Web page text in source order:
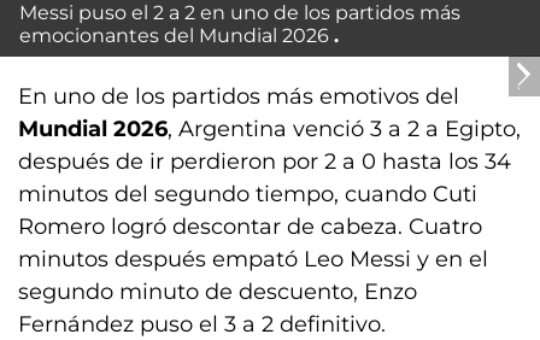
Messi puso el 2 a 2 en uno de los partidos más
emocionantes del Mundial 2026
En uno de los partidos más emotivos del
Mundial 2026, Argentina venció 3 a 2 a Egipto,
después de ir perdieron por 2 a 0 hasta los 34
minutos del segundo tiempo, cuando Cuti
Romero logró descontar de cabeza. Cuatro
minutos después empató Leo Messi y en el
segundo minuto de descuento, Enzo
Fernández puso el 3 a 2 definitivo.